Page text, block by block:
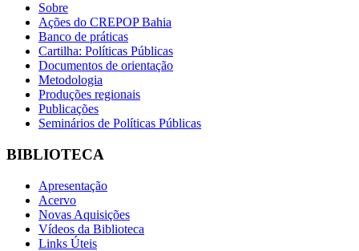
Sobre
Ações do CREPOP Bahia
Banco de práticas
Cartilha: Políticas Públicas
Documentos de orientação
Metodologia
Produções regionais
Publicações
Seminários de Políticas Públicas
BIBLIOTECA
Apresentação
Acervo
Novas Aquisições
Vídeos da Biblioteca
Links Úteis